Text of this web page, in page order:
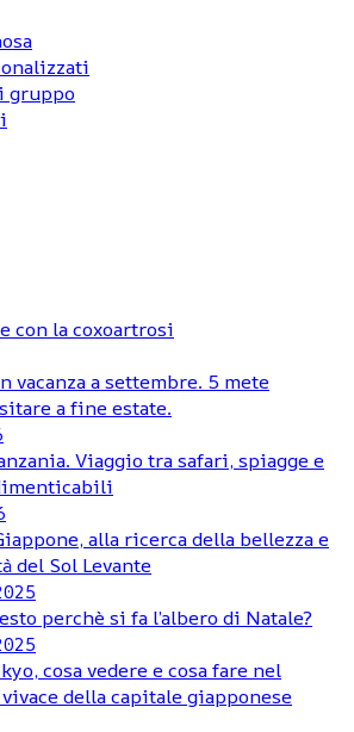
gruppo
con la coxoartrosi
vacanza a settembre. 5 mete
a fine estate.
Viaggio tra safari, spiagge e
alla ricerca della bellezza e
del Sol Levante
perchè si fa l’albero di Natale?
cosa vedere e cosa fare nel
della capitale giapponese